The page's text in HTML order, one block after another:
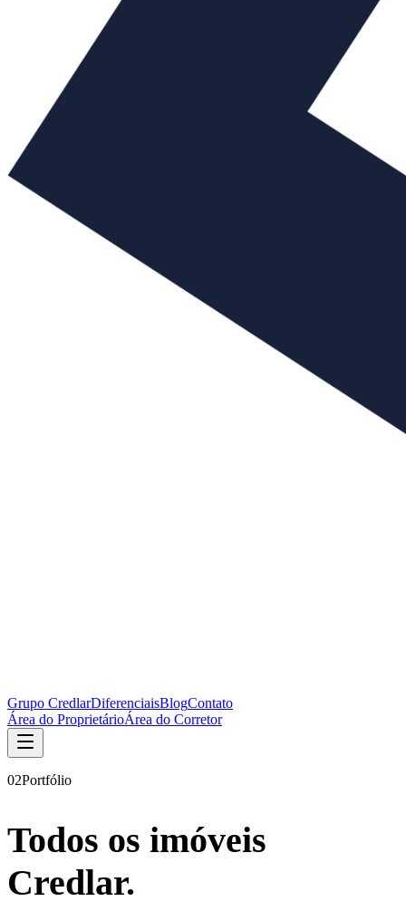
Grupo CredlarDiferenciaisBlogContato
Área do ProprietárioÁrea do Corretor
02Portfólio
Todos os imóveis
Credlar.